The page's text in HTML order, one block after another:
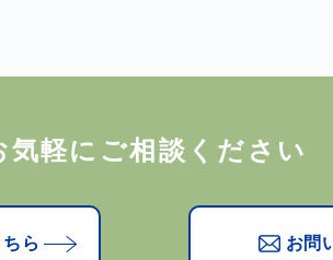
気軽にご相談ください
ら お問